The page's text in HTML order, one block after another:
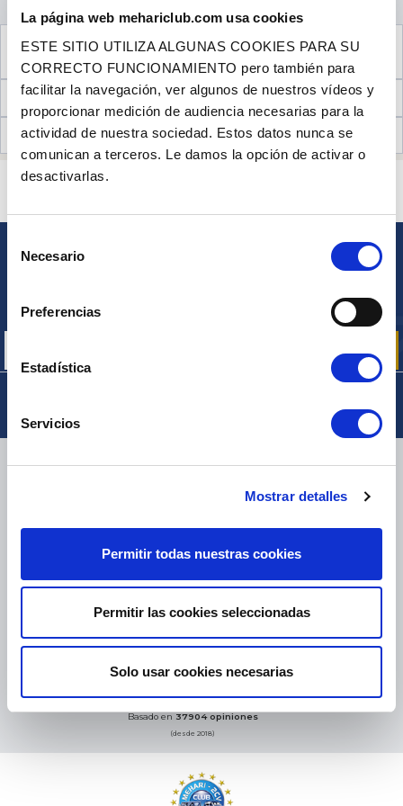
La página web mehariclub.com usa cookies
ESTE SITIO UTILIZA ALGUNAS COOKIES PARA SU
CORRECTO FUNCIONAMIENTO pero también para
facilitar la navegación, ver algunos de nuestros vídeos y
proporcionar medición de audiencia necesarias para la
actividad de nuestra sociedad. Estos datos nunca se
comunican a terceros. Le damos la opción de activar o
desactivarlas.
Necesario
Preferencias
Estadística
Servicios
Mostrar detalles
Permitir todas nuestras cookies
Permitir las cookies seleccionadas
Solo usar cookies necesarias
VER EL PRODUCTO COMPLEMENTARIO
NECESARIO PARA EL MONTAJE
INFORMACIÓN TÉCNICA
OPINIONES DE CLIENTES (0)
¿ALGUNA PREGUNTA? ¿NECESITA AYUDA?
nuestras ofertas promocionales y noticias de productos
ENTREGA
PAQUETES PEQUEÑOS:COLISSIMO, TNT, DPD-PAQUETES GRANDES:TNT, GÉODIS, FRANCE EXPRESS, DPD
THE FEEDBACK
Excelente:4.5/5
Basado en 37904 opiniones
(desde 2018)